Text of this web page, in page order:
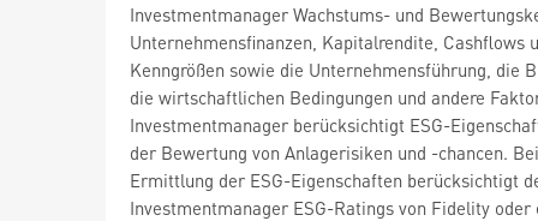
Investmentmanager Wachstums- und
Unternehmensfinanzen, Kapitalrendite, Cashflows
Kenngrößen sowie die Unternehmensführung, die
die wirtschaftlichen Bedingungen und andere
Investmentmanager berücksichtigt ESG-
der Bewertung von Anlagerisiken und -chancen.
Ermittlung der ESG-Eigenschaften berücksichtigt
Investmentmanager ESG-Ratings von Fidelity oder